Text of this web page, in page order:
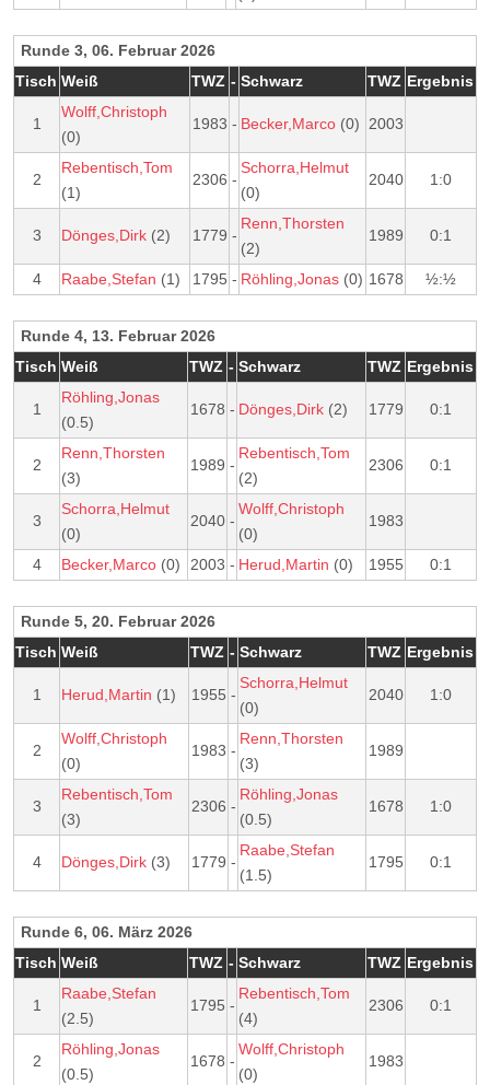
Runde 3, 06. Februar 2026
Tisch Weiß TWZ - Schwarz TWZ Ergebnis
1
Wolff,Christoph
(0)
1983 - Becker,Marco (0) 2003
2
Rebentisch,Tom
(1)
2306 -
Schorra,Helmut
(0)
2040 1:0
3 Dönges,Dirk (2) 1779 -
Renn,Thorsten
(2)
1989 0:1
4 Raabe,Stefan (1) 1795 - Röhling,Jonas (0) 1678 ½:½
Runde 4, 13. Februar 2026
Tisch Weiß TWZ - Schwarz TWZ Ergebnis
1
Röhling,Jonas
(0.5)
1678 - Dönges,Dirk (2) 1779 0:1
2
Renn,Thorsten
(3)
1989 -
Rebentisch,Tom
(2)
2306 0:1
3
Schorra,Helmut
(0)
2040 -
Wolff,Christoph
(0)
1983
4 Becker,Marco (0) 2003 - Herud,Martin (0) 1955 0:1
Runde 5, 20. Februar 2026
Tisch Weiß TWZ - Schwarz TWZ Ergebnis
1 Herud,Martin (1) 1955 -
Schorra,Helmut
(0)
2040 1:0
2
Wolff,Christoph
(0)
1983 -
Renn,Thorsten
(3)
1989
3
Rebentisch,Tom
(3)
2306 -
Röhling,Jonas
(0.5)
1678 1:0
4 Dönges,Dirk (3) 1779 -
Raabe,Stefan
(1.5)
1795 0:1
Runde 6, 06. März 2026
Tisch Weiß TWZ - Schwarz TWZ Ergebnis
1
Raabe,Stefan
(2.5)
1795 -
Rebentisch,Tom
(4)
2306 0:1
2
Röhling,Jonas
(0.5)
1678 -
Wolff,Christoph
(0)
1983